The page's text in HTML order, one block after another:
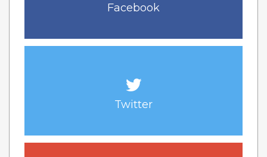
Facebook
Twitter